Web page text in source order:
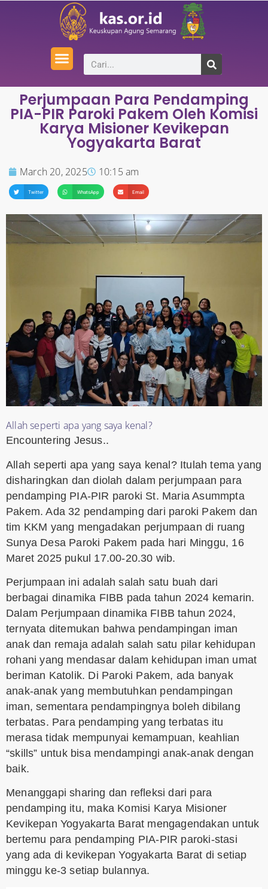
Perjumpaan Para Pendamping
PIA-PIR Paroki Pakem Oleh Komisi
Karya Misioner Kevikepan
Yogyakarta Barat
March 20, 2025 10:15 am
Twitter WhatsApp Email
Allah seperti apa yang saya kenal?
Encountering Jesus..
Allah seperti apa yang saya kenal? Itulah tema yang
disharingkan dan diolah dalam perjumpaan para
pendamping PIA-PIR paroki St. Maria Asummpta
Pakem. Ada 32 pendamping dari paroki Pakem dan
tim KKM yang mengadakan perjumpaan di ruang
Sunya Desa Paroki Pakem pada hari Minggu, 16
Maret 2025 pukul 17.00-20.30 wib.
Perjumpaan ini adalah salah satu buah dari
berbagai dinamika FIBB pada tahun 2024 kemarin.
Dalam Perjumpaan dinamika FIBB tahun 2024,
ternyata ditemukan bahwa pendampingan iman
anak dan remaja adalah salah satu pilar kehidupan
rohani yang mendasar dalam kehidupan iman umat
beriman Katolik. Di Paroki Pakem, ada banyak
anak-anak yang membutuhkan pendampingan
iman, sementara pendampingnya boleh dibilang
terbatas. Para pendamping yang terbatas itu
merasa tidak mempunyai kemampuan, keahlian
“skills” untuk bisa mendampingi anak-anak dengan
baik.
Menanggapi sharing dan refleksi dari para
pendamping itu, maka Komisi Karya Misioner
Kevikepan Yogyakarta Barat mengagendakan untuk
bertemu para pendamping PIA-PIR paroki-stasi
yang ada di kevikepan Yogyakarta Barat di setiap
minggu ke-3 setiap bulannya.